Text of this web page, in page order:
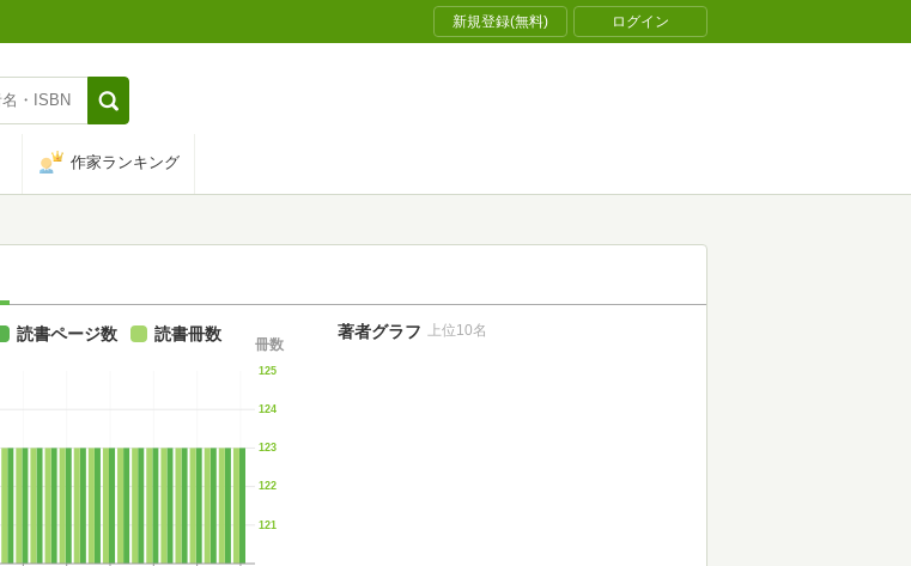
新規登録(無料) ログイン
作家ランキング
121
122
123
124
125
冊数
読書ページ数 読書冊数 著者グラフ 上位10名